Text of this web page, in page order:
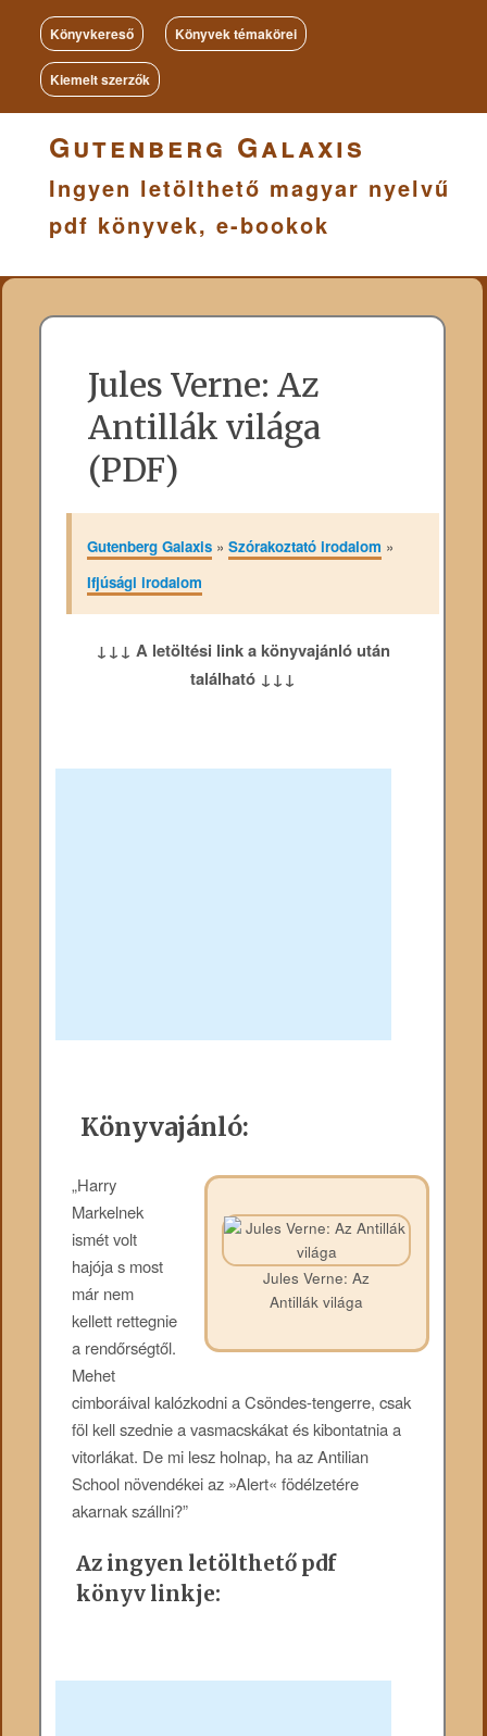
Könyvkereső Könyvek témakörei
Kiemelt szerzők
Gutenberg Galaxis
Ingyen letölthető magyar nyelvű
pdf könyvek, e-bookok
Jules Verne: Az
Antillák világa
(PDF)
Gutenberg Galaxis» Szórakoztató irodalom »
Ifjúsági irodalom
↓↓↓ A letöltési link a könyvajánló után
található ↓↓↓
Könyvajánló:
Jules Verne: Az
Antillák világa
„Harry
Markelnek
ismét volt
hajója s most
már nem
kellett rettegnie
a rendőrségtől.
Mehet
cimboráival kalózkodni a Csöndes-tengerre, csak
föl kell szednie a vasmacskákat és kibontatnia a
vitorlákat. De mi lesz holnap, ha az Antilian
School növendékei az »Alert« födélzetére
akarnak szállni?”
Az ingyen letölthető pdf
könyv linkje: